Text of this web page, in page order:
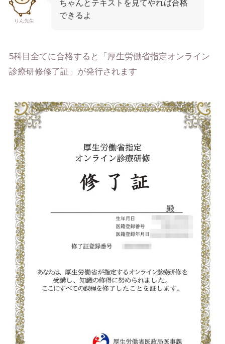
りん先生
ちゃんとテキストを見てやれば合格
できるよ
5科目全てに合格すると「厚生労働省指定オンライン
診療研修修了証」が発行されます